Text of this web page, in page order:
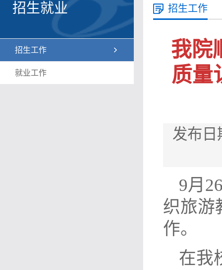
招生就业
招生工作
就业工作
招生工作
我院
质量
发布
9月
织旅游
作。
在我